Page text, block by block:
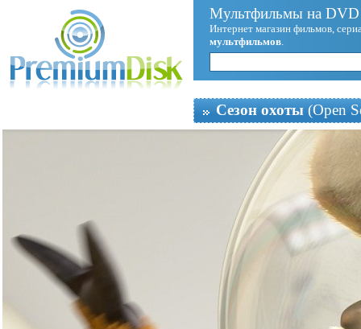
Мультфильмы на
Интернет магазин фильмов,
мультфильмов.
Сезон охоты (Open